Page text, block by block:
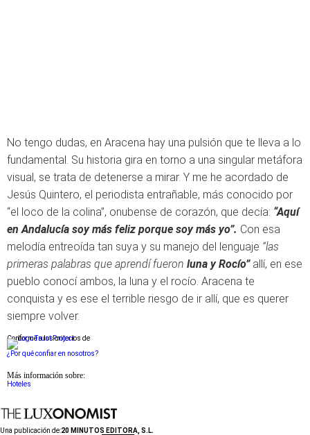
No tengo dudas, en Aracena hay una pulsión que te lleva a lo
fundamental. Su historia gira en torno a una singular metáfora
visual, se trata de detenerse a mirar. Y me he acordado de
Jesús Quintero, el periodista entrañable, más conocido por
“el loco de la colina”, onubense de corazón, que decía: “Aquí
en Andalucía soy más feliz porque soy más yo”. Con esa
melodía entreoída tan suya y su manejo del lenguaje “las
primeras palabras que aprendí fueron luna y Rocío” allí, en ese
pueblo conocí ambos, la luna y el rocío. Aracena te
conquista y es ese el terrible riesgo de ir allí, que es querer
siempre volver.
Conforme a los criterios de
¿Por qué confiar en nosotros?
Más información sobre:
Hoteles
Una publicación de:20 MINUTOS EDITORA, S.L.